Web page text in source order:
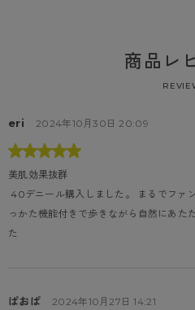
商品レ
eri 2024年10月30日 20:09
美肌効果抜群
40デニール購入しました。 まるでファンデーションを塗ったような効果 あ
っかた機能付きで歩きながら自然にあた
た
ぱおぱ 2024年10月27日 14:21